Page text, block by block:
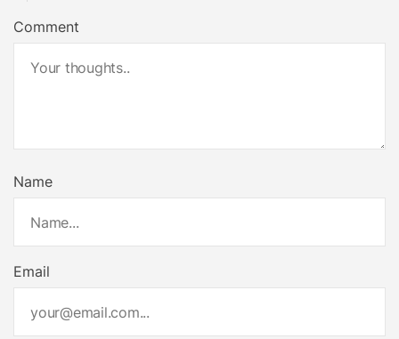
Comment
Name
Email